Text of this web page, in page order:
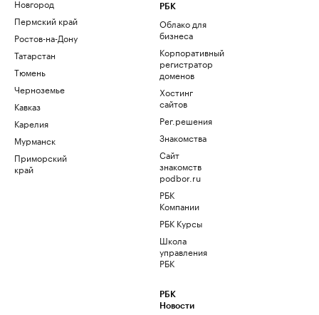
Новгород
Пермский край
Ростов-на-Дону
Татарстан
Тюмень
Черноземье
Кавказ
Карелия
Мурманск
Приморский
край
РБК
Облако для
бизнеса
Корпоративный
регистратор
доменов
Хостинг
сайтов
Рег.решения
Знакомства
Сайт
знакомств
podbor.ru
РБК
Компании
РБК Курсы
Школа
управления
РБК
РБК
Новости